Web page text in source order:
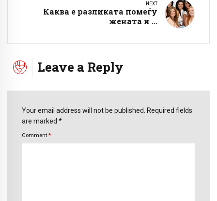
NEXT
Каква е разликата помеѓу
жената и ...
Leave a Reply
Your email address will not be published. Required fields
are marked *
Comment *